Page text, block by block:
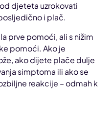
djeteta uzrokovati
i plač.
prve pomoći, ali s nižim
pomoći. Ako je
ako dijete plače dulje
simptoma ili ako se
reakcije – odmah k